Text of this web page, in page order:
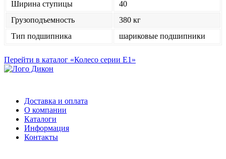
Ширина ступицы
40
Грузоподъемность
380 кг
Тип подшипника
шариковые подшипники
Перейти в каталог «Колесо серии Е1»
Доставка и оплата
О компании
Каталоги
Информация
Контакты